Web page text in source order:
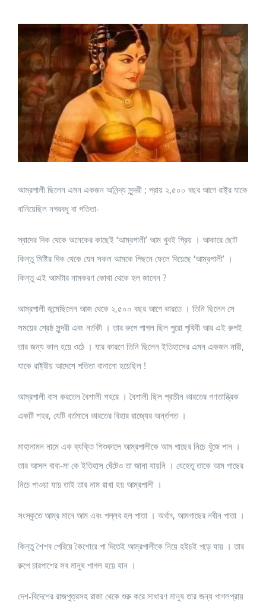
View
Larger
Image
আম্রপালী ছিলেন এমন একজন অনিন্দ্য সুন্দরী ; প্রায় ২,৫০০ বছর আগে রাষ্ট্র যাকে
বানিয়েছিল নগরবধূ বা পতিতা-
স্বাদের দিক থেকে অনেকের কাছেই ‘আম্রপালী’ আম খুবই প্রিয় । আকারে ছোট
কিন্তু মিষ্টির দিক থেকে যেন সকল আমকে পিছনে ফেলে দিয়েছে ‘আম্রপালী’ ।
কিন্তু এই আমটার নামকরণ কোথা থেকে হল জানেন ?
আম্রপালী জন্মেছিলেন আজ থেকে ২,৫০০ বছর আগে ভারতে । তিনি ছিলেন সে
সময়ের শ্রেষ্ঠ সুন্দরী এবং নর্তকী । তার রুপে পাগল ছিল পুরো পৃথিবী আর এই রুপই
তার জন্য কাল হয়ে ওঠে । যার কারণে তিনি ছিলেন ইতিহাসের এমন একজন নারী,
যাকে রাষ্ট্রীয় আদেশে পতিতা বানানো হয়েছিল !
আম্রপালী বাস করতেন বৈশালী শহরে । বৈশালী ছিল প্রাচীন ভারতের গণতান্ত্রিক
একটি শহর, যেটি বর্তমানে ভারতের বিহার রাজ্যের অর্ন্তগত ।
মাহানামন নামে এক ব্যক্তি শিশুকালে আম্রপালীকে আম গাছের নিচে খুঁজে পান ।
তার আসল বাবা-মা কে ইতিহাস ঘেঁটেও তা জানা যায়নি । যেহেতু তাকে আম গাছের
নিচে পাওয়া যায় তাই তার নাম রাখা হয় আম্রপালী ।
সংস্কৃতে আম্র মানে আম এবং পল্লব হল পাতা । অর্থাৎ, আমগাছের নবীন পাতা ।
কিন্তু শৈশব পেরিয়ে কৈশোরে পা দিতেই আম্রপালীকে নিয়ে হইচই পড়ে যায় । তার
রুপে চারপাশের সব মানুষ পাগল হয়ে যান ।
দেশ-বিদেশের রাজপুত্রসহ রাজা থেকে শুরু করে সাধারণ মানুষ তার জন্য পাগলপ্রায়